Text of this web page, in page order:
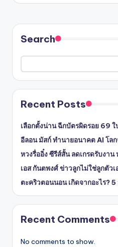
Search
Recent Posts
เลือกตั้งน่าน ฉีกบัตรผิดรอย 69
อีลอน มัสก์ ทำนายอนาคต AI โล
หวงรื่ออิ๋ง ซีรีส์สั้น ลดเกรดรับงา
เอส กันตพงศ์ ข่าวลูกไม่ใช่ลูกตัวเ
ตะคริวตอนนอน เกิดจากอะไร?
Recent Comments
No comments to show.